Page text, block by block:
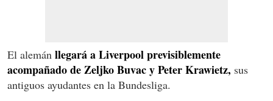
El alemán llegará a Liverpool previsiblemente
acompañado de Zeljko Buvac y Peter Krawietz, sus
antiguos ayudantes en la Bundesliga.